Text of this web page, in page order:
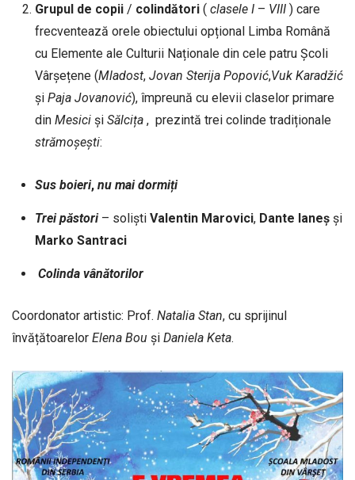
Grupul de copii/ colindători( clasele I– VIII ) care
frecventează orele obiectului opțional Limba Română
cu Elemente ale Culturii Naționale din cele patru Școli
Vârşețene (Mladost, Jovan Sterija Popović,Vuk Karadžić
și Paja Jovanović), împreună cu elevii claselor primare
din Mesiciși Sălcița, prezintă trei colinde tradiționale
strămoșești:
Sus boieri, nu mai dormiți
Trei păstori – soliști Valentin Marovici, Dante Ianeșși
Marko Santraci
Colinda vânătorilor
Coordonator artistic: Prof. Natalia Stan, cu sprijinul
învățătoarelor Elena Bou și Daniela Keta.